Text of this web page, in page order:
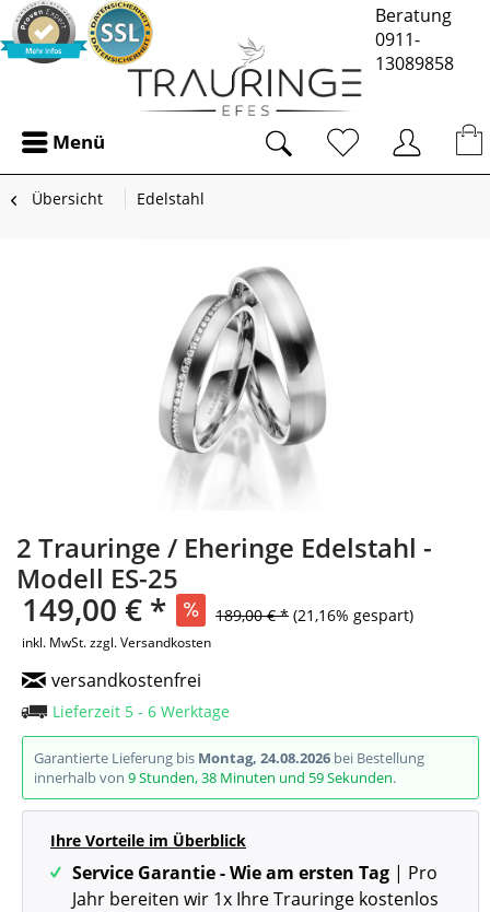
Beratung
0911-
13089858
Menü
Übersicht Edelstahl
2 Trauringe / Eheringe Edelstahl -
Modell ES-25
149,00 € * 189,00 € * (21,16% gespart)
inkl. MwSt.zzgl. Versandkosten
versandkostenfrei
Lieferzeit 5 - 6 Werktage
Garantierte Lieferung bis Montag, 24.08.2026 bei Bestellung
innerhalb von 9 Stunden, 38 Minuten und 58 Sekunden.
Ihre Vorteile im Überblick
Service Garantie - Wie am ersten Tag | Pro
Jahr bereiten wir 1x Ihre Trauringe kostenlos